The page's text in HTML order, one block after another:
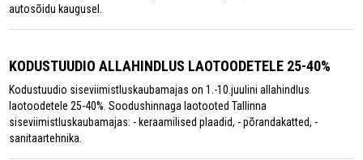
autosõidu kaugusel.
KODUSTUUDIO ALLAHINDLUS LAOTOODETELE 25-40%
Kodustuudio siseviimistluskaubamajas on 1.-10.juulini allahindlus
laotoodetele 25-40%. Soodushinnaga laotooted Tallinna
siseviimistluskaubamajas: - keraamilised plaadid, - põrandakatted, -
sanitaartehnika.